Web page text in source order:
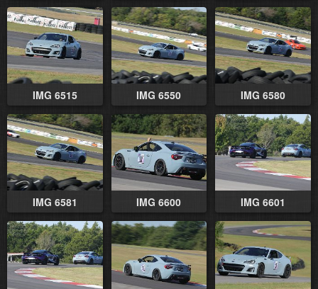
IMG 6515 IMG 6550 IMG 6580
IMG 6581 IMG 6600 IMG 6601